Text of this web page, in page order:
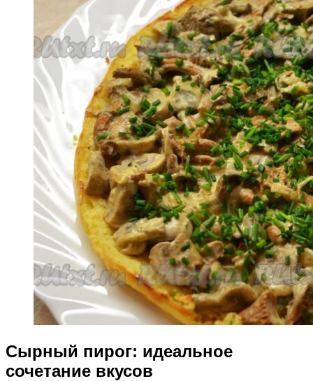
Сырный пирог: идеальное
сочетание вкусов